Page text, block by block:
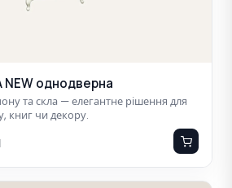
NEW однодверна
та скла — елегантне рішення для
книг чи декору.